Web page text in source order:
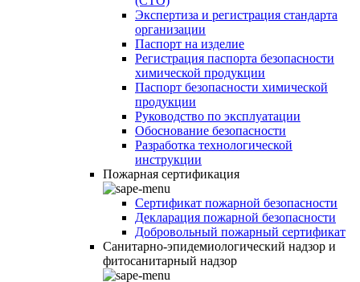
Экспертиза и регистрация стандарта
организации
Паспорт на изделие
Регистрация паспорта безопасности
химической продукции
Паспорт безопасности химической
продукции
Руководство по эксплуатации
Обоснование безопасности
Разработка технологической
инструкции
Пожарная сертификация
Сертификат пожарной безопасности
Декларация пожарной безопасности
Добровольный пожарный сертификат
Санитарно-эпидемиологический надзор и
фитосанитарный надзор